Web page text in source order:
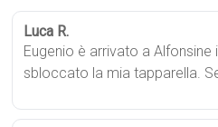
Luca R.
Eugenio è arrivato a Alfonsine
sbloccato la mia tapparella.